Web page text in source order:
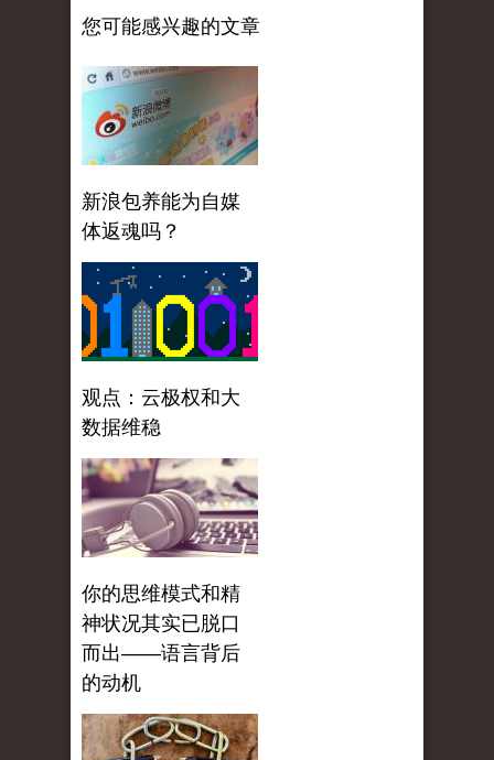
您可能感兴趣的文章
新浪包养能为自媒
体返魂吗？
观点：云极权和大
数据维稳
你的思维模式和精
神状况其实已脱口
而出——语言背后
的动机